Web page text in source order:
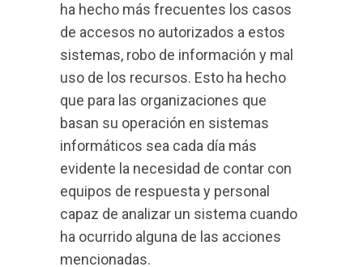
ha hecho más frecuentes los casos
de accesos no autorizados a estos
sistemas, robo de información y mal
uso de los recursos. Esto ha hecho
que para las organizaciones que
basan su operación en sistemas
informáticos sea cada día más
evidente la necesidad de contar con
equipos de respuesta y personal
capaz de analizar un sistema cuando
ha ocurrido alguna de las acciones
mencionadas.